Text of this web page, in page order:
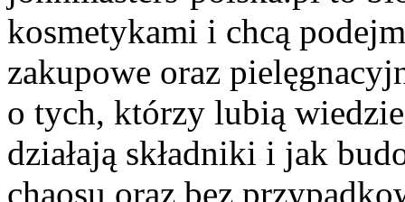
kosmetykami i chcą
zakupowe oraz
o tych, którzy lubią
działają składniki i jak
chaosu oraz bez